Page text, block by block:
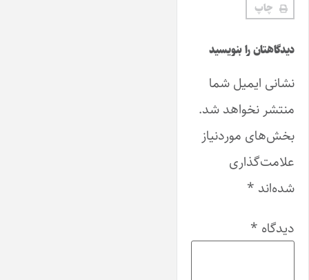
چاپ
دیدگاهتان را بنویسید
نشانی ایمیل شما
منتشر نخواهد شد.
بخش‌های موردنیاز
علامت‌گذاری
شده‌اند *
دیدگاه *